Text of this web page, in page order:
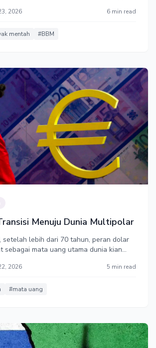
2026. Sayangnya, semua tertunda dan
2026 6 min read
mentah #BBM
Menuju Dunia Multipolar
setelah lebih dari 70 tahun, peran dolar
sebagai mata uang utama dunia kian
menjadi 59,65 tahun 2025. Sebaliknya,
2026 5 min read
#mata uang